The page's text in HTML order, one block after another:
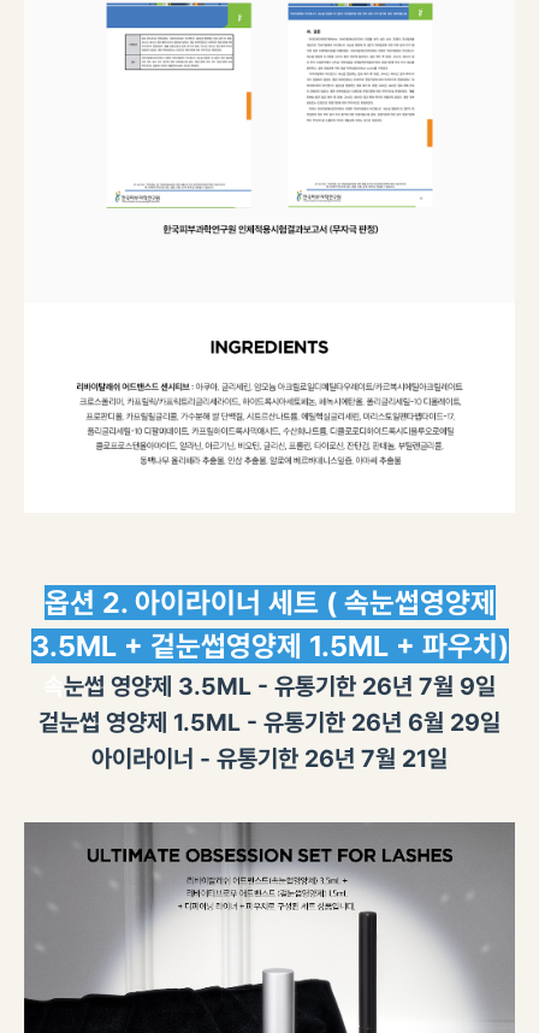
옵션 2. 아이라이너 세트 ( 속눈썹영양제
3.5ML + 겉눈썹영양제 1.5ML + 파우치)
눈썹 영양제 3.5ML - 유통기한 26년 7월 9일
겉눈썹 영양제 1.5ML - 유통기한 26년 6월 29일
아이라이너 - 유통기한 26년 7월 21일